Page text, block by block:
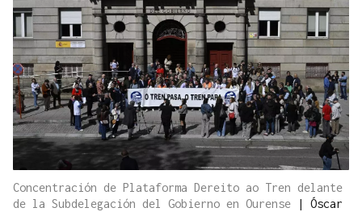
Concentración de Plataforma Dereito ao Tren delante
de la Subdelegación del Gobierno en Ourense
| Óscar